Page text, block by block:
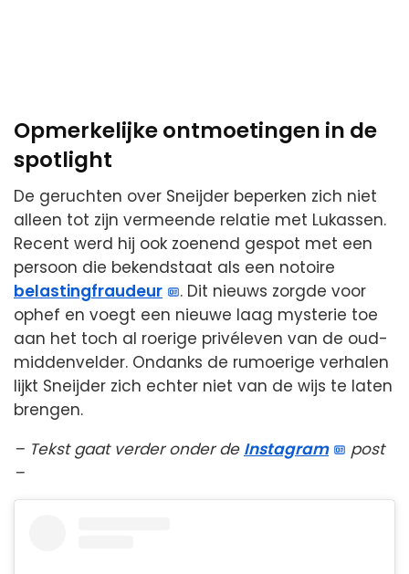
Opmerkelijke ontmoetingen in de
spotlight
De geruchten over Sneijder beperken zich niet
alleen tot zijn vermeende relatie met Lukassen.
Recent werd hij ook zoenend gespot met een
persoon die bekendstaat als een notoire
belastingfraudeur
. Dit nieuws zorgde voor
ophef en voegt een nieuwe laag mysterie toe
aan het toch al roerige privéleven van de oud-
middenvelder. Ondanks de rumoerige verhalen
lijkt Sneijder zich echter niet van de wijs te laten
brengen.
– Tekst gaat verder onder de Instagram
post
–